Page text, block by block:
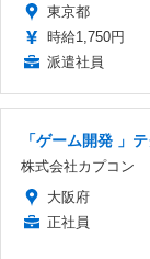
東京都
時給1,750円
派遣社員
「ゲーム開発 」
株式会社カプコン
大阪府
正社員